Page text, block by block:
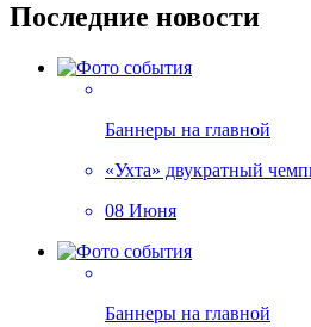
Последние новости
Баннеры на главной
«Ухта» двукратный
08 Июня
Баннеры на главной